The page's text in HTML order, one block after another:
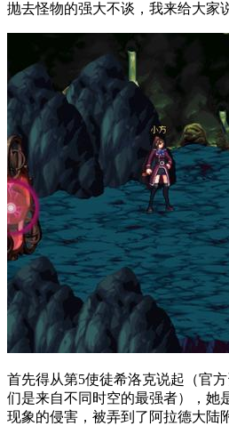
抛去怪物的强大不谈，我来给大家
首先得从第5使徒希洛克说起（官
们是来自不同时空的最强者），她
现象的侵害，被弄到了阿拉德大陆